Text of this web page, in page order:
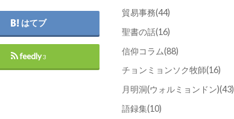
はてブ
feedly3
貿易事務(44)
聖書の話(16)
信仰コラム(88)
チョンミョンソク牧師(16)
月明洞(ウォルミョンドン)(43)
語録集(10)